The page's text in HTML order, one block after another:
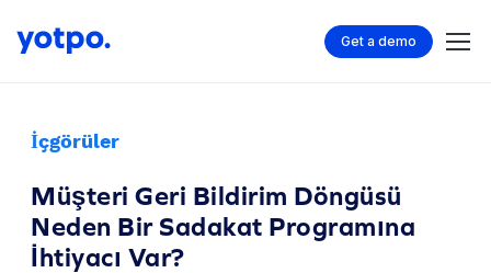
Get a demo
İçgörüler
Müşteri Geri Bildirim Döngüsü
Neden Bir Sadakat Programına
İhtiyacı Var?